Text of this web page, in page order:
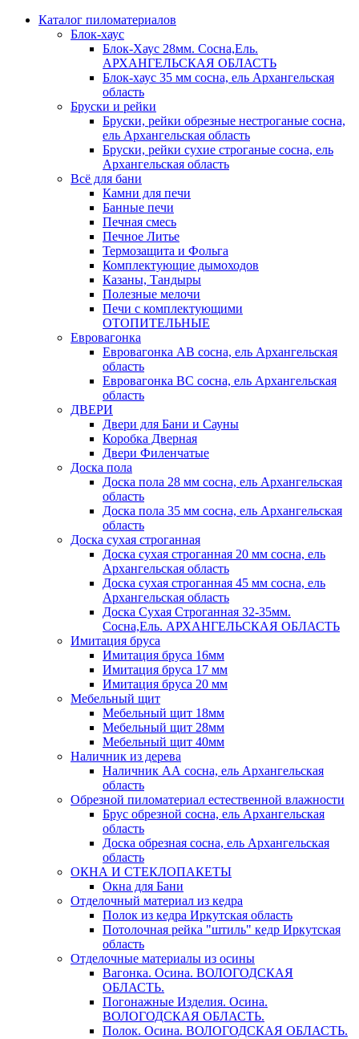
Каталог пиломатериалов
Блок-хаус
Блок-Хаус 28мм. Сосна,Ель.
АРХАНГЕЛЬСКАЯ ОБЛАСТЬ
Блок-хаус 35 мм сосна, ель Архангельская
область
Бруски и рейки
Бруски, рейки обрезные нестроганые сосна,
ель Архангельская область
Бруски, рейки сухие строганые сосна, ель
Архангельская область
Всё для бани
Камни для печи
Банные печи
Печная смесь
Печное Литье
Термозащита и Фольга
Комплектующие дымоходов
Казаны, Тандыры
Полезные мелочи
Печи с комплектующими
ОТОПИТЕЛЬНЫЕ
Евровагонка
Евровагонка АВ сосна, ель Архангельская
область
Евровагонка ВС сосна, ель Архангельская
область
ДВЕРИ
Двери для Бани и Сауны
Коробка Дверная
Двери Филенчатые
Доска пола
Доска пола 28 мм сосна, ель Архангельская
область
Доска пола 35 мм сосна, ель Архангельская
область
Доска сухая строганная
Доска сухая строганная 20 мм сосна, ель
Архангельская область
Доска сухая строганная 45 мм сосна, ель
Архангельская область
Доска Сухая Строганная 32-35мм.
Сосна,Ель. АРХАНГЕЛЬСКАЯ ОБЛАСТЬ
Имитация бруса
Имитация бруса 16мм
Имитация бруса 17 мм
Имитация бруса 20 мм
Мебельный щит
Мебельный щит 18мм
Мебельный щит 28мм
Мебельный щит 40мм
Наличник из дерева
Наличник АА сосна, ель Архангельская
область
Обрезной пиломатериал естественной влажности
Брус обрезной сосна, ель Архангельская
область
Доска обрезная сосна, ель Архангельская
область
ОКНА И СТЕКЛОПАКЕТЫ
Окна для Бани
Отделочный материал из кедра
Полок из кедра Иркутская область
Потолочная рейка "штиль" кедр Иркутская
область
Отделочные материалы из осины
Вагонка. Осина. ВОЛОГОДСКАЯ
ОБЛАСТЬ.
Погонажные Изделия. Осина.
ВОЛОГОДСКАЯ ОБЛАСТЬ.
Полок. Осина. ВОЛОГОДСКАЯ ОБЛАСТЬ.